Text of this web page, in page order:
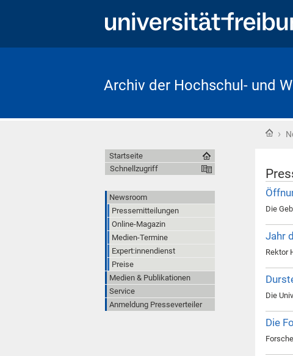
Archiv der Hochschul- und
›
Die
Jahr
Rektor
Die
Die
Startseite
Schnellzugriff
Newsroom
Pressemitteilungen
Online-Magazin
Medien-Termine
Expert:innendienst
Preise
Medien & Publikationen
Service
Anmeldung Presseverteiler